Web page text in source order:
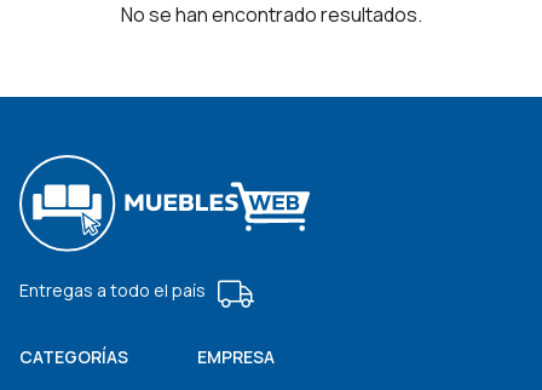
No se han encontrado resultados.
Entregas a todo el país
CATEGORÍAS EMPRESA